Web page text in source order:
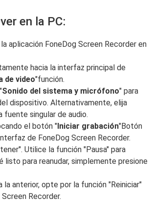
en la PC:
aplicación FoneDog Screen Recorder en
hacia la interfaz principal de
de video"función.
Sonido del sistema y micrófono" para
dispositivo. Alternativamente, elija
fuente singular de audio.
el botón "Iniciar grabación"Botón
de FoneDog Screen Recorder.
Utilice la función "Pausa" para
para reanudar, simplemente presione
la anterior, opte por la función "Reiniciar"
Recorder.